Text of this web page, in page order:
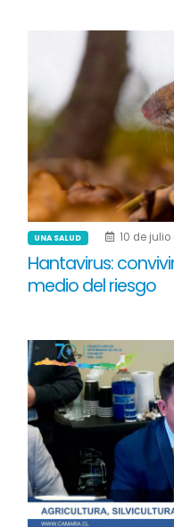
UNA SALUD 10 de
Hantavirus:
medio del riesgo